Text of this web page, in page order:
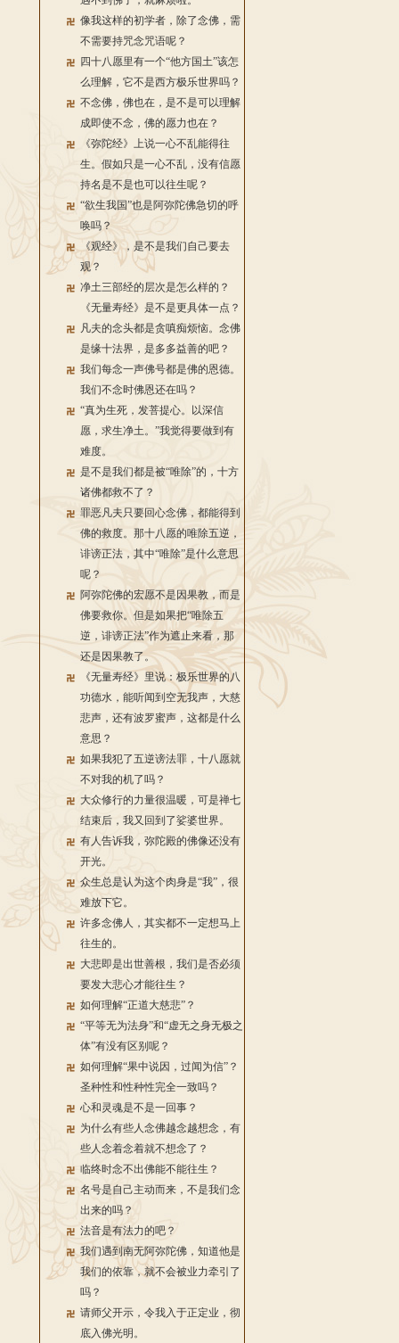
像我这样的初学者，除了念佛，需
不需要持咒念咒语呢？
四十八愿里有一个“他方国土”该怎
么理解，它不是西方极乐世界吗？
不念佛，佛也在，是不是可以理解
成即使不念，佛的愿力也在？
《弥陀经》上说一心不乱能得往
生。假如只是一心不乱，没有信愿
持名是不是也可以往生呢？
“欲生我国”也是阿弥陀佛急切的呼
唤吗？
《观经》，是不是我们自己要去
观？
净土三部经的层次是怎么样的？
《无量寿经》是不是更具体一点？
凡夫的念头都是贪嗔痴烦恼。念佛
是缘十法界，是多多益善的吧？
我们每念一声佛号都是佛的恩德。
我们不念时佛恩还在吗？
“真为生死，发菩提心。以深信
愿，求生净土。”我觉得要做到有
难度。
是不是我们都是被“唯除”的，十方
诸佛都救不了？
罪恶凡夫只要回心念佛，都能得到
佛的救度。那十八愿的唯除五逆，
诽谤正法，其中“唯除”是什么意思
呢？
阿弥陀佛的宏愿不是因果教，而是
佛要救你。但是如果把“唯除五
逆，诽谤正法”作为遮止来看，那
还是因果教了。
《无量寿经》里说：极乐世界的八
功德水，能听闻到空无我声，大慈
悲声，还有波罗蜜声，这都是什么
意思？
如果我犯了五逆谤法罪，十八愿就
不对我的机了吗？
大众修行的力量很温暖，可是禅七
结束后，我又回到了娑婆世界。
有人告诉我，弥陀殿的佛像还没有
开光。
众生总是认为这个肉身是“我”，很
难放下它。
许多念佛人，其实都不一定想马上
往生的。
大悲即是出世善根，我们是否必须
要发大悲心才能往生？
如何理解“正道大慈悲”？
“平等无为法身”和“虚无之身无极之
体”有没有区别呢？
如何理解“果中说因，过闻为信”？
圣种性和性种性完全一致吗？
心和灵魂是不是一回事？
为什么有些人念佛越念越想念，有
些人念着念着就不想念了？
临终时念不出佛能不能往生？
名号是自己主动而来，不是我们念
出来的吗？
法音是有法力的吧？
我们遇到南无阿弥陀佛，知道他是
我们的依靠，就不会被业力牵引了
吗？
请师父开示，令我入于正定业，彻
底入佛光明。